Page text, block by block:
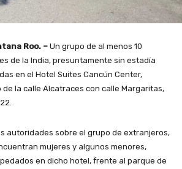
Roo. – Un grupo de al menos 10
de la India, presuntamente sin estadía
en el Hotel Suites Cancún Center,
la calle Alcatraces con calle Margaritas,
autoridades sobre el grupo de extranjeros,
mujeres y algunos menores,
en dicho hotel, frente al parque de